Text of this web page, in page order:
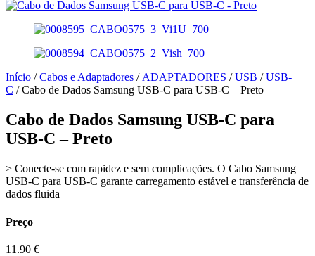
Início /Cabos e Adaptadores /ADAPTADORES /USB /USB-
C / Cabo de Dados Samsung USB-C para USB-C – Preto
Cabo de Dados Samsung USB-C para
USB-C – Preto
> Conecte-se com rapidez e sem complicações. O Cabo Samsung
USB-C para USB-C garante carregamento estável e transferência de
dados fluida
Preço
11.90 €